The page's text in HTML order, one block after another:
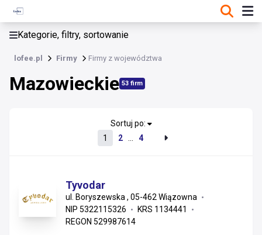
Kategorie, filtry, sortowanie
lofee.pl Firmy Firmy z województwa
Mazowieckie 53 firm
Firmy
Małopolskie
Sortuj po:
1
2 4
Tyvodar
ul. Boryszewska , 05-462 Wiązowna
NIP 5322115326
KRS 1134441
REGON 529987614